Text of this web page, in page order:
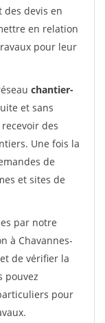
devis en
en relation
pour leur
chantier-
et sans
des
Une fois la
de
et sites de
par notre
à Chavannes-
de vérifier la
pouvez
pour